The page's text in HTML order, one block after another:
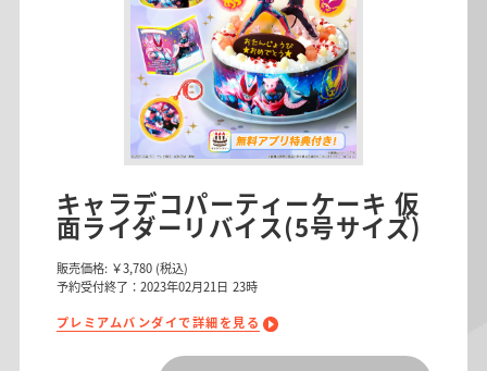
キャラデコパーティーケーキ 仮
面ライダーリバイス(5号サイズ)
販売価格: ￥3,780 (税込)
予約受付終了：2023年02月21日 23時
プレミアムバンダイで詳細を見る